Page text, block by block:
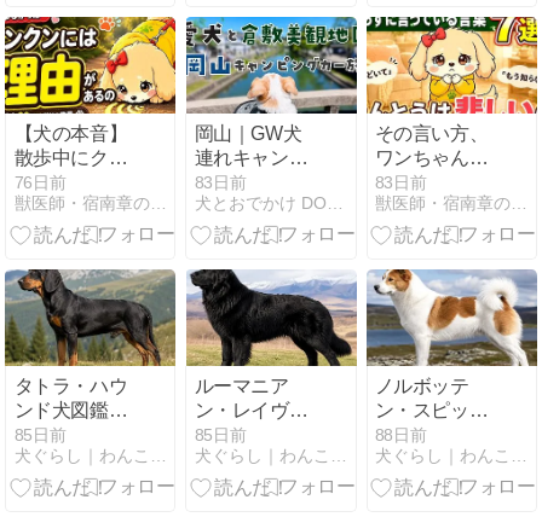
【犬の本音】
散歩中にクン
クンが止まら
ない理由…
76日前
獣医師・宿南章の愛犬を健康に飼うために
岡山｜GW犬
連れキャンピ
ングカー旅。
倉敷美観地区
と道の駅めぐ
83日前
犬とおでかけ DOGGY GO OUT ドギゴー
その言い方、
ワンちゃん少
し困ってるか
も？
83日前
獣医師・宿南章の愛犬を健康に飼うために
タトラ・ハウ
ンド犬図鑑｜
特徴・性格・
飼い方・かか
りやすい病気
85日前
犬ぐらし｜わんこの魅力と情報を発信！
ルーマニア
ン・レイヴ
ン・シェパー
ド・ドッグ犬
図鑑｜特徴・
85日前
犬ぐらし｜わんこの魅力と情報を発信！
ノルボッテ
ン・スピッツ
犬図鑑｜特
徴・性格・飼
い方・かかり
88日前
犬ぐらし｜わんこの魅力と情報を発信！